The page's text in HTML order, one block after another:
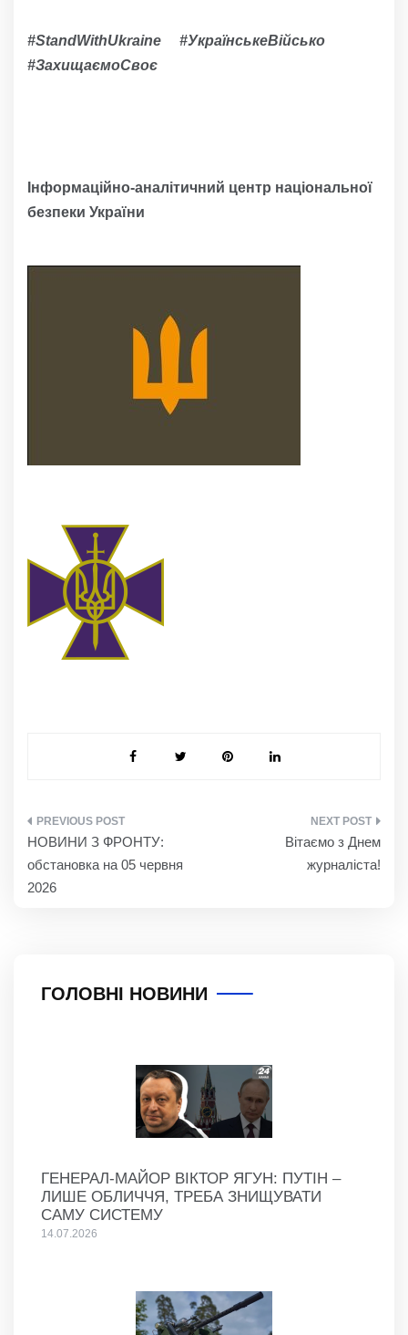
#StandWithUkraine #УкраїнськеВійсько
#ЗахищаємоСвоє
Інформаційно-аналітичний центр національної
безпеки України
НАВІГАЦІЯ
ЗАПИСІВ
НОВИНИ З ФРОНТУ:
обстановка на 05 червня
2026
Вітаємо з Днем
журналіста!
ГОЛОВНІ НОВИНИ
ГЕНЕРАЛ-МАЙОР ВІКТОР ЯГУН: ПУТІН –
ЛИШЕ ОБЛИЧЧЯ, ТРЕБА ЗНИЩУВАТИ
САМУ СИСТЕМУ
14.07.2026